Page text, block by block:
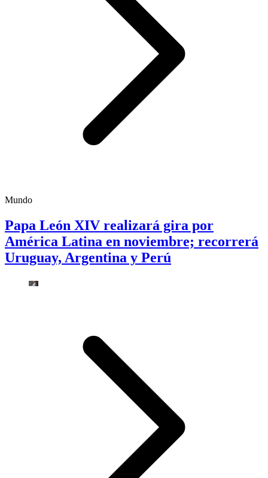
Mundo
Papa León XIV realizará gira por
América Latina en noviembre; recorrerá
Uruguay, Argentina y Perú